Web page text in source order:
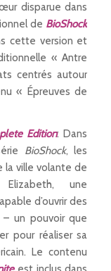
disparue dans
de BioShock
cette version et
« Antre
centrés autour
« Épreuves de
Edition: Dans
BioShock, les
la ville volante de
une
d’ouvrir des
– un pouvoir que
pour réaliser sa
Le contenu